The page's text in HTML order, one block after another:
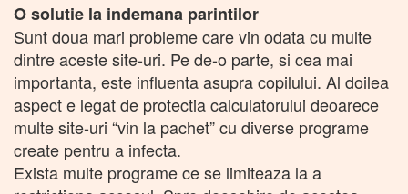
O solutie la indemana parintilor
Sunt doua mari probleme care vin odata cu multe
dintre aceste site-uri. Pe de-o parte, si cea mai
importanta, este influenta asupra copilului. Al doilea
aspect e legat de protectia calculatorului deoarece
multe site-uri “vin la pachet” cu diverse programe
create pentru a infecta.
Exista multe programe ce se limiteaza la a